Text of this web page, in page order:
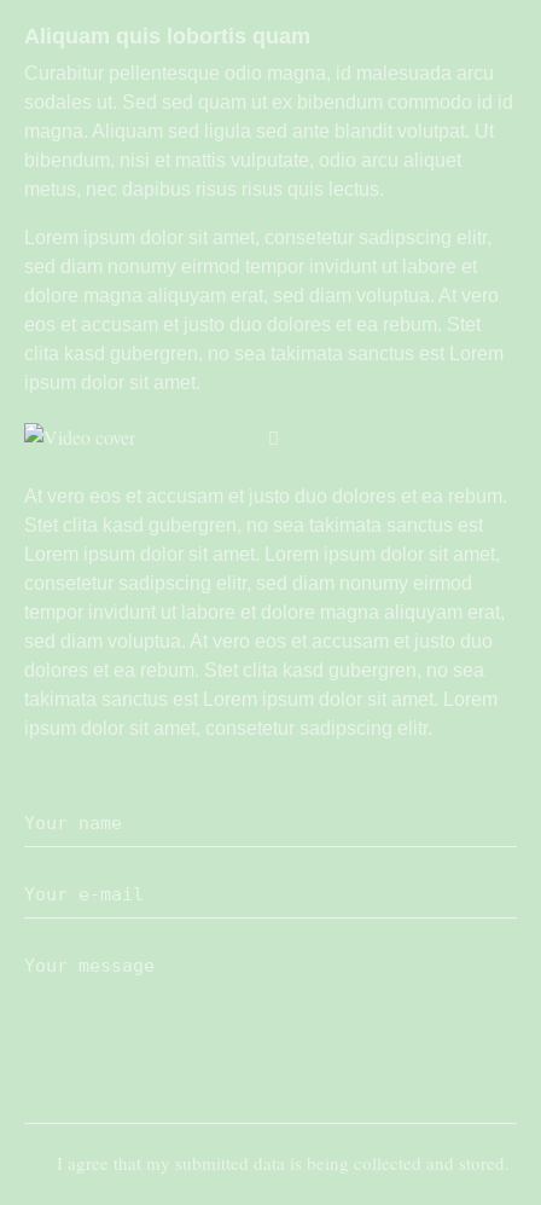
Aliquam quis lobortis quam
Curabitur pellentesque odio magna, id malesuada arcu
sodales ut. Sed sed quam ut ex bibendum commodo id id
magna. Aliquam sed ligula sed ante blandit volutpat. Ut
bibendum, nisi et mattis vulputate, odio arcu aliquet
metus, nec dapibus risus risus quis lectus.
Lorem ipsum dolor sit amet, consetetur sadipscing elitr,
sed diam nonumy eirmod tempor invidunt ut labore et
dolore magna aliquyam erat, sed diam voluptua. At vero
eos et accusam et justo duo dolores et ea rebum. Stet
clita kasd gubergren, no sea takimata sanctus est Lorem
ipsum dolor sit amet.
At vero eos et accusam et justo duo dolores et ea rebum.
Stet clita kasd gubergren, no sea takimata sanctus est
Lorem ipsum dolor sit amet. Lorem ipsum dolor sit amet,
consetetur sadipscing elitr, sed diam nonumy eirmod
tempor invidunt ut labore et dolore magna aliquyam erat,
sed diam voluptua. At vero eos et accusam et justo duo
dolores et ea rebum. Stet clita kasd gubergren, no sea
takimata sanctus est Lorem ipsum dolor sit amet. Lorem
ipsum dolor sit amet, consetetur sadipscing elitr.
I agree that my submitted data is being collected and stored.